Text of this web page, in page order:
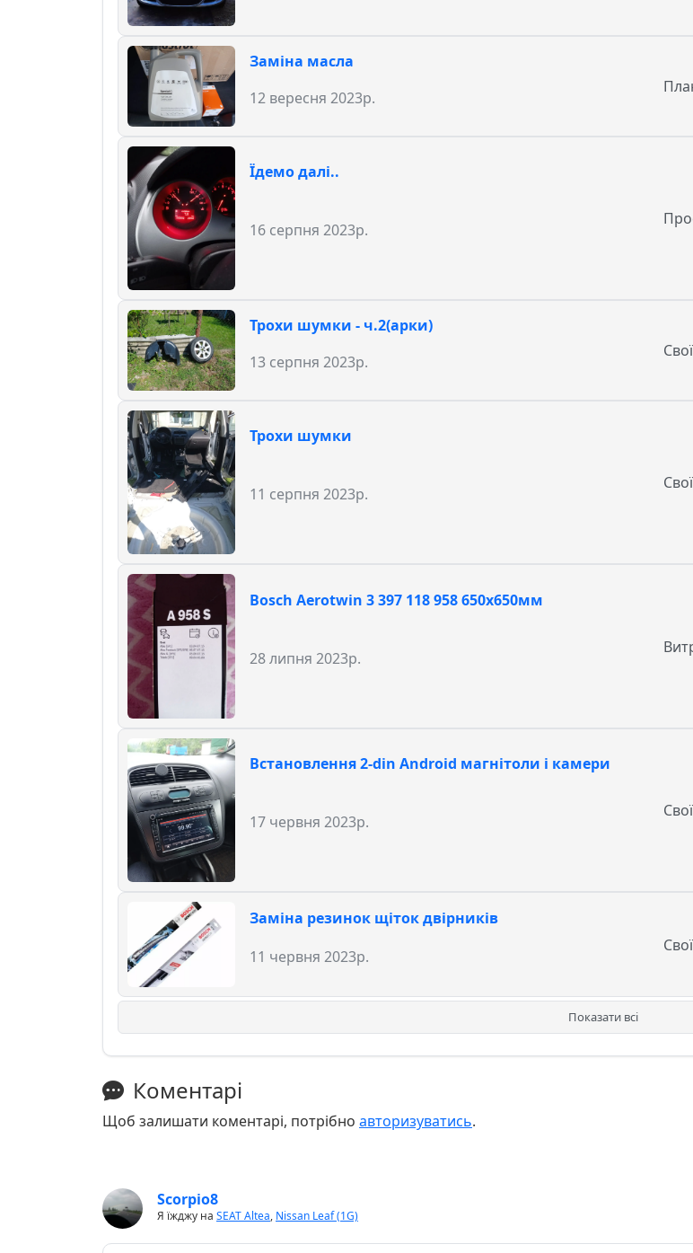
Заміна масла
12 вересня 2023р.
Їдемо далі..
16 серпня 2023р.
Трохи шумки - ч.2(арки)
13 серпня 2023р.
Трохи шумки
11 серпня 2023р.
Bosch Aerotwin 3 397 118 958 650х650мм
28 липня 2023р.
Встановлення 2-din Android магнітоли і камери
17 червня 2023р.
Заміна резинок щіток двірників
11 червня 2023р.
Показати всі
Коментарі
Щоб залишати коментарі, потрібно авторизуватись.
Scorpio8
Я їжджу на SEAT Altea, Nissan Leaf (1G)